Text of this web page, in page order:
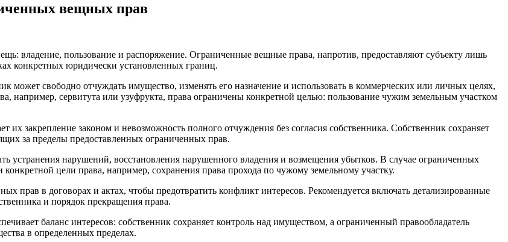
вещных прав
владение, пользование и распоряжение. Ограниченные вещные права, напротив, предоставляют субъекту лишь
конкретных юридически установленных границ.
может свободно отчуждать имущество, изменять его назначение и использовать в коммерческих или личных целях,
например, сервитута или узуфрукта, права ограничены конкретной целью: пользование чужим земельным участком
закрепление законом и невозможность полного отчуждения без согласия собственника. Собственник сохраняет
за пределы предоставленных ограниченных прав.
устранения нарушений, восстановления нарушенного владения и возмещения убытков. В случае ограниченных
цели права, например, сохранения права прохода по чужому земельному участку.
прав в договорах и актах, чтобы предотвратить конфликт интересов. Рекомендуется включать детализированные
и порядок прекращения права.
баланс интересов: собственник сохраняет контроль над имуществом, а ограниченный правообладатель
в определенных пределах.